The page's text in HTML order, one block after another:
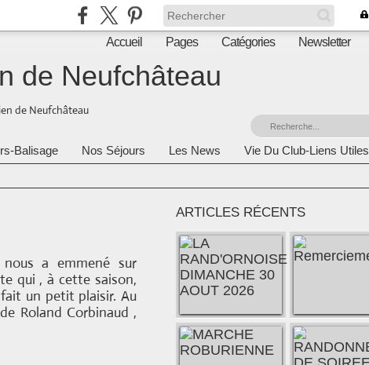
Accueil Pages Catégories Newsletter
de Neufchâteau
de Neufchâteau
Balisage Nos Séjours Les News
Vie Du Club-Liens Utiles
a emmené sur
qui , à cette saison,
un petit plaisir. Au
Roland Corbinaud ,
ARTICLES RÉCENTS